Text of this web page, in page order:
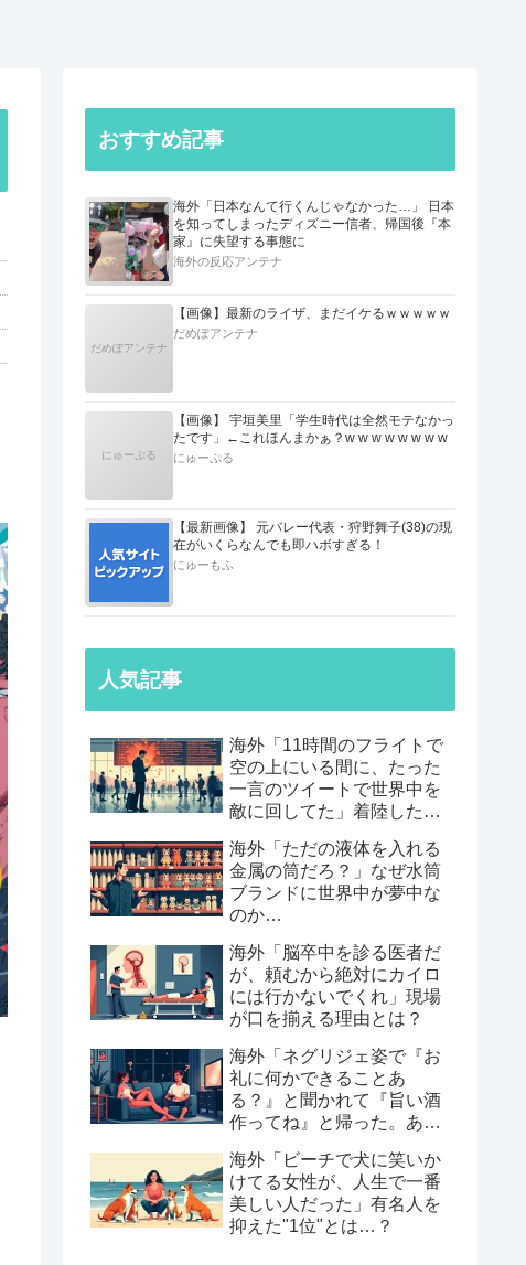
おすすめ記事
海外「日本なんて行くんじゃなかった…」 日本
を知ってしまったディズニー信者、帰国後『本
家』に失望する事態に
海外の反応アンテナ
だめぽアンテナ
【画像】最新のライザ、まだイケるｗｗｗｗｗ
だめぽアンテナ
にゅーぷる
【画像】 宇垣美里「学生時代は全然モテなかっ
たです」←これほんまかぁ？w w w w w w w w
にゅーぷる
【最新画像】 元バレー代表・狩野舞子(38)の現
在がいくらなんでも即ハボすぎる！
にゅーもふ
人気記事
海外「11時間のフライトで
空の上にいる間に、たった
一言のツイートで世界中を
敵に回してた」着陸したら
海外「ただの液体を入れる
金属の筒だろ？」なぜ水筒
ブランドに世界中が夢中な
のか…
海外「脳卒中を診る医者だ
が、頼むから絶対にカイロ
には行かないでくれ」現場
が口を揃える理由とは？
海外「ネグリジェ姿で『お
礼に何かできることあ
る？』と聞かれて『旨い酒
作ってね』と帰った。あれ
る男たちの後悔談…
海外「ビーチで犬に笑いか
けてる女性が、人生で一番
美しい人だった」有名人を
抑えた"1位"とは…？